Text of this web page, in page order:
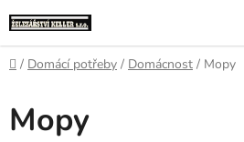
na
obsah
Domů
/ Domácí potřeby / Domácnost / Mopy
Mopy